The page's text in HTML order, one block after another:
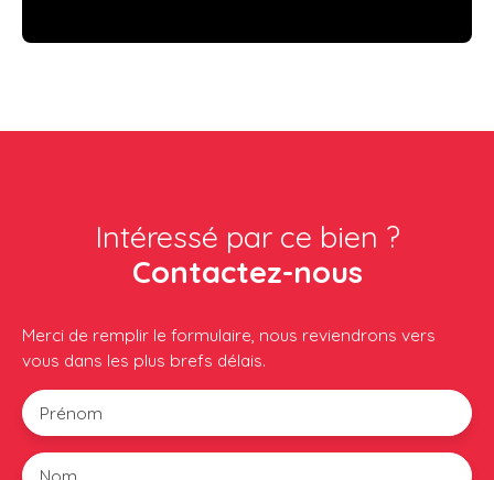
Intéressé par ce bien ?
Contactez-nous
Merci de remplir le formulaire, nous reviendrons vers
vous dans les plus brefs délais.
Prénom
Nom